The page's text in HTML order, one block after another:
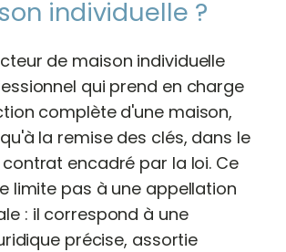
individuelle ?
de maison individuelle
qui prend en charge
complète d'une maison,
la remise des clés, dans le
encadré par la loi. Ce
limite pas à une appellation
: il correspond à une
précise, assortie